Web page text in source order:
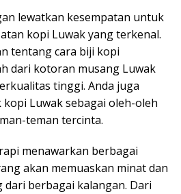
lewatkan kesempatan untuk
kopi Luwak yang terkenal.
tentang cara biji kopi
dari kotoran musang Luwak
tinggi. Anda juga
Luwak sebagai oleh-oleh
teman tercinta.
menawarkan berbagai
akan memuaskan minat dan
berbagai kalangan. Dari